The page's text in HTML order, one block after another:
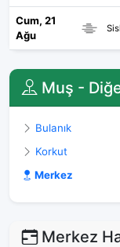
Cum, 21
Ağu
Muş -
Bulanık
Korkut
Merkez
Merkez